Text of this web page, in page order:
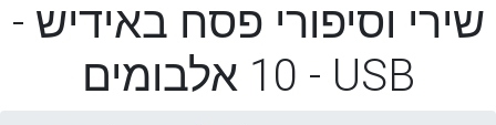
שירי וסיפורי פסח באידיש -
10 אלבומים - USB